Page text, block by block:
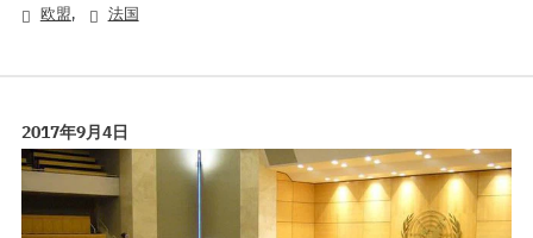
欧盟, 法国
2017年9月4日